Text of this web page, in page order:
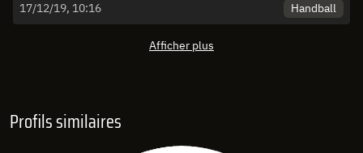
17/12/19, 10:16
Handball
Afficher plus
Profils similaires